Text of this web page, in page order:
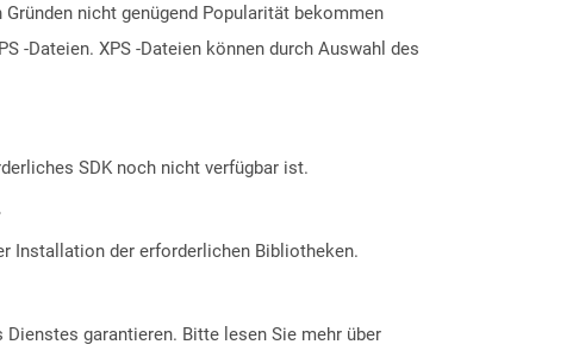
nicht genügend Popularität bekommen
-Dateien. XPS -Dateien können durch Auswahl des
SDK noch nicht verfügbar ist.
Installation der erforderlichen Bibliotheken.
garantieren. Bitte lesen Sie mehr über